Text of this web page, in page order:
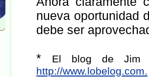
nueva oportunidad
debe ser
*
El blog de Jim
http://www.lobelog.com.